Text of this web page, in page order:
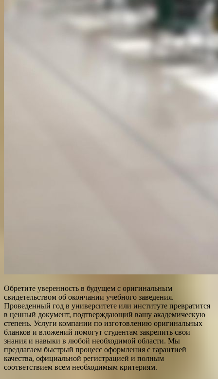
Обретите уверенность в будущем с оригинальным
свидетельством об окончании учебного заведения.
Проведенный год в университете или институте превратится
в ценный документ, подтверждающий вашу академическую
степень. Услуги компании по изготовлению оригинальных
бланков и вложений помогут студентам закрепить свои
знания и навыки в любой необходимой области. Мы
предлагаем быстрый процесс оформления с гарантией
качества, официальной регистрацией и полным
соответствием всем необходимым критериям.